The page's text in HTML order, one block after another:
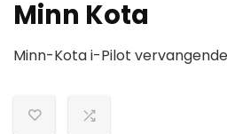
Minn Kota
Minn-Kota i-Pilot